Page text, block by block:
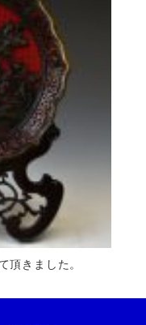
頂きました。